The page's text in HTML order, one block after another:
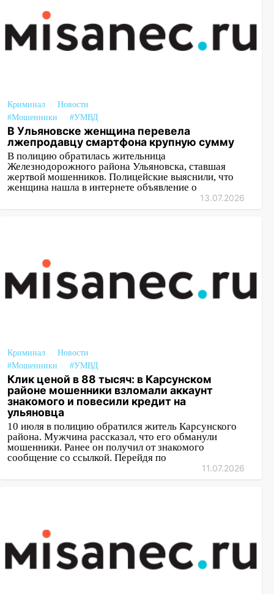
Криминал
Новости
#Мошенники
#УМВД
В Ульяновске женщина перевела
лжепродавцу смартфона крупную сумму
В полицию обратилась жительница
Железнодорожного района Ульяновска, ставшая
жертвой мошенников. Полицейские выяснили, что
женщина нашла в интернете объявление о
13.07.2026
Криминал
Новости
#Мошенники
#УМВД
Клик ценой в 88 тысяч: в Карсунском
районе мошенники взломали аккаунт
знакомого и повесили кредит на
ульяновца
10 июля в полицию обратился житель Карсунского
района. Мужчина рассказал, что его обманули
мошенники. Ранее он получил от знакомого
сообщение со ссылкой. Перейдя по
11.07.2026